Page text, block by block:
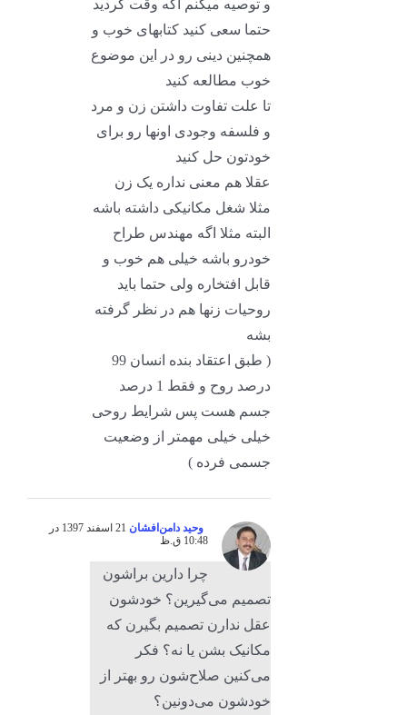
و توصیه میکنم اگه وقت کردید
حتما سعی کنید کتابهای خوب و
همچنین دینی رو در این موضوع
خوب مطالعه کنید
تا علت تفاوت داشتن زن و مرد
و فلسفه وجودی اونها رو برای
خودتون حل کنید
عقلا هم معنی نداره یک زن
مثلا شغل مکانیکی داشته باشه
البته مثلا اگه مهندس طراح
خودرو باشه خیلی هم خوب و
قابل افتخاره ولی حتما باید
روحیات زنها هم در نظر گرفته
بشه
( طبق اعتقاد بنده انسان 99
درصد روح و فقط 1 درصد
جسم هست پس شرایط روحی
خیلی خیلی مهمتر از وضعیت
جسمی فرده )
وحید دامن‌افشان
21 اسفند 1397 در
10:48 ق.ظ
چرا دارین براشون
تصمیم می‌گیرین؟ خودشون
عقل ندارن تصمیم بگیرن که
مکانیک بشن یا نه؟ فکر
می‌کنین صلاح‌شون رو بهتر از
خودشون می‌دونین؟